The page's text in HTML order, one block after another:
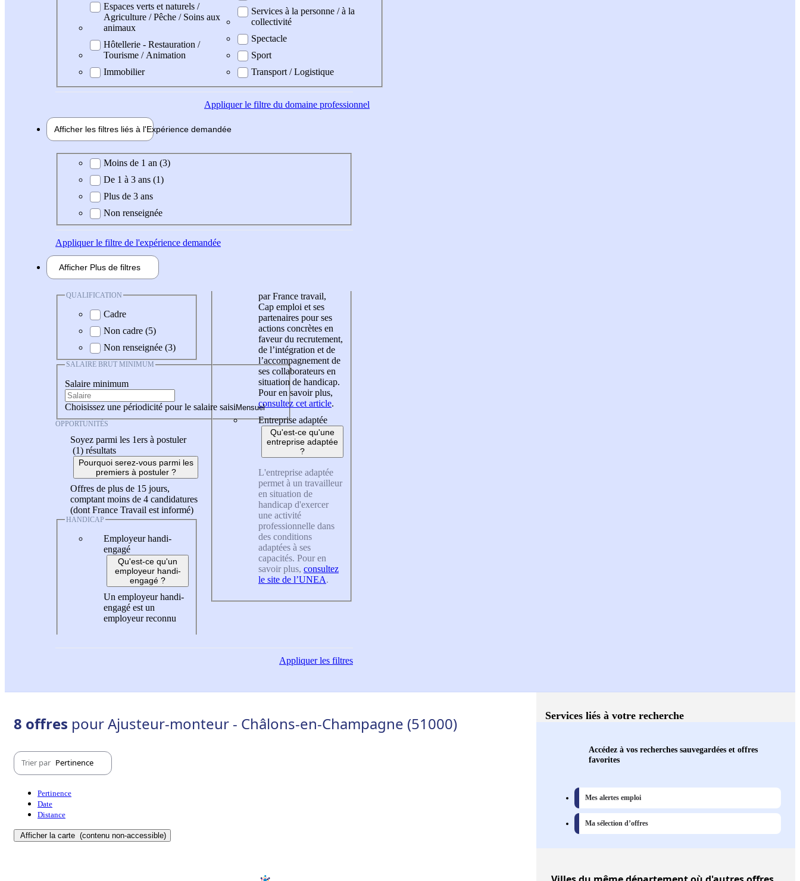
Espaces verts et naturels /
Agriculture / Pêche / Soins aux
animaux
Hôtellerie - Restauration /
Tourisme / Animation
Immobilier
Services à la personne / à la
collectivité
Spectacle
Sport
Transport / Logistique
Appliquerle filtre du domaine professionnel
Afficher les filtres liés à l'Expérience demandée
Expérience demandée
Moins de 1 an (3)
De 1 à 3 ans (1)
Plus de 3 ans
Non renseignée
Appliquerle filtre de l'expérience demandée
Afficher Plus de filtres
QUALIFICATION
Cadre
Non cadre (5)
Non renseignée (3)
SALAIRE BRUT MINIMUM
Salaire minimum
Choisissez une périodicité pour le salaire saisi
OPPORTUNITÉS
Soyez parmi les 1ers à postuler
(1) résultats
Pourquoi serez-vous parmi les
premiers à postuler ?
Offres de plus de 15 jours,
comptant moins de 4 candidatures
(dont France Travail est informé)
HANDICAP
Employeur handi-
engagé
Qu'est-ce qu'un
employeur handi-
engagé ?
Un employeur handi-
engagé est un
employeur reconnu
par France travail,
Cap emploi et ses
partenaires pour ses
actions concrètes en
faveur du recrutement,
de l’intégration et de
l’accompagnement de
ses collaborateurs en
situation de handicap.
Pour en savoir plus,
consultez cet article.
Entreprise adaptée
Qu'est-ce qu'une
entreprise adaptée
?
L'entreprise adaptée
permet à un travailleur
en situation de
handicap d'exercer
une activité
professionnelle dans
des conditions
adaptées à ses
capacités. Pour en
savoir plus, consultez
le site de l’UNEA.
Appliquerles filtres
8 offres pour Ajusteur-monteur - Châlons-en-Champagne (51000)
Trier par Pertinence
Pertinence
Date
Distance
Afficher la carte (contenu non-accessible)
Services liés à votre recherche
Accédez à vos recherches sauvegardées et offres
favorites
Mes alertes emploi
Ma sélection d’offres